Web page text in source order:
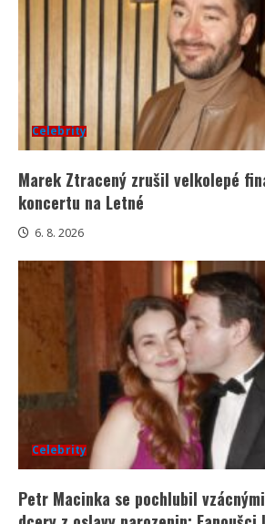
Celebrity
Marek Ztracený zrušil velkolepé
koncertu na Letné
6. 8. 2026
Celebrity
Petr Macinka se pochlubil